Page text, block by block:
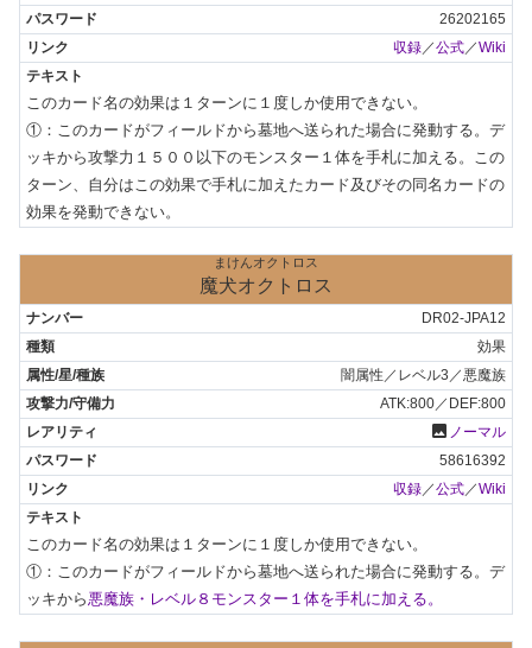
26202165
収録 ／公式 ／Wiki
このカード名の効果は１ターンに１度しか使用できない。
①：このカードがフィールドから墓地へ送られた場合に発動する。デ
ッキから攻撃力１５００以下のモンスター１体を手札に加える。この
ターン、自分はこの効果で手札に加えたカード及びその同名カードの
効果を発動できない。
まけんオクトロス
魔犬オクトロス
DR02-JPA12
効果
闇属性／レベル3／悪魔族
ATK:800／DEF:800
photo ノーマル
58616392
収録／公式／Wiki
このカード名の効果は１ターンに１度しか使用できない。
①：このカードがフィールドから墓地へ送られた場合に発動する。デ
ッキから悪魔族・レベル８モンスター１体を手札に加える。